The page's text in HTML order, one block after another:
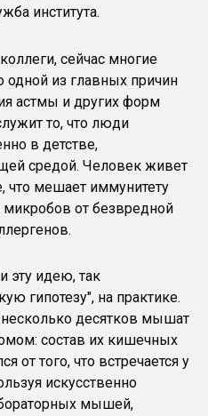
института.
сейчас многие
одной из главных причин
астмы и других форм
то, что люди
в детстве,
средой. Человек живет
что мешает иммунитету
микробов от безвредной
эту идею, так
гипотезу", на практике.
десятков мышат
состав их кишечных
от того, что встречается у
искусственно
мышей,